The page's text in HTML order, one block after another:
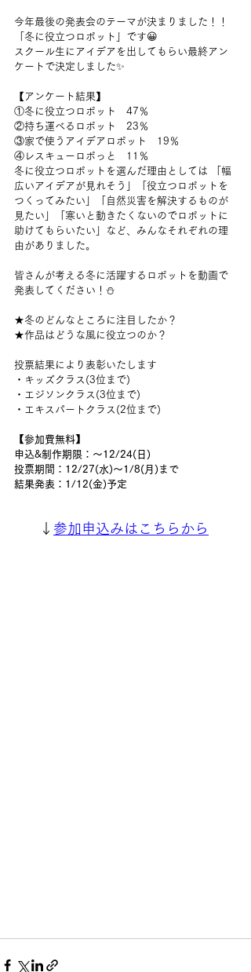
今年最後の発表会のテーマが決まりました！！
「冬に役立つロボット」です😀
スクール生にアイデアを出してもらい最終アン
ケートで決定しました✨
【アンケート結果】
①冬に役立つロボット　47％
②持ち運べるロボット　23％
③家で使うアイデアロボット　19％
④レスキューロボっと　11％
冬に役立つロボットを選んだ理由としては 「幅
広いアイデアが見れそう」「役立つロボットを
つくってみたい」「自然災害を解決するものが
見たい」「寒いと動きたくないのでロボットに
助けてもらいたい」など、みんなそれぞれの理
由がありました。
皆さんが考える冬に活躍するロボットを動画で
発表してください！⛄
★冬のどんなところに注目したか？
★作品はどうな風に役立つのか？
投票結果により表彰いたします
・キッズクラス(3位まで)
・エジソンクラス(3位まで)
・エキスパートクラス(2位まで)
【参加費無料】
申込&制作期限：～12/24(日)
投票期間：12/27(水)～1/8(月)まで
結果発表：1/12(金)予定
↓ 参加申込みはこちらから